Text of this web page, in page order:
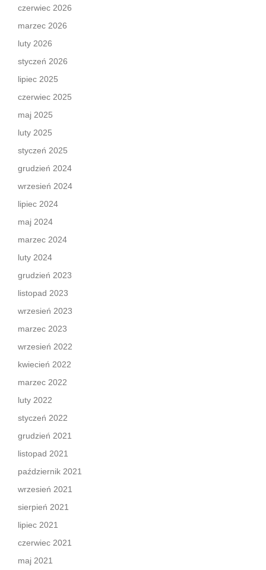
czerwiec 2026
marzec 2026
luty 2026
styczeń 2026
lipiec 2025
czerwiec 2025
maj 2025
luty 2025
styczeń 2025
grudzień 2024
wrzesień 2024
lipiec 2024
maj 2024
marzec 2024
luty 2024
grudzień 2023
listopad 2023
wrzesień 2023
marzec 2023
wrzesień 2022
kwiecień 2022
marzec 2022
luty 2022
styczeń 2022
grudzień 2021
listopad 2021
październik 2021
wrzesień 2021
sierpień 2021
lipiec 2021
czerwiec 2021
maj 2021